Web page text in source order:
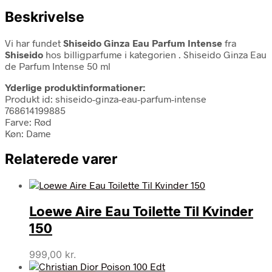
Beskrivelse
Vi har fundet Shiseido Ginza Eau Parfum Intense fra
Shiseido hos billigparfume i kategorien . Shiseido Ginza Eau
de Parfum Intense 50 ml
Yderlige produktinformationer:
Produkt id: shiseido-ginza-eau-parfum-intense
768614199885
Farve: Rød
Køn: Dame
Relaterede varer
Loewe Aire Eau Toilette Til Kvinder
150
999,00 kr.